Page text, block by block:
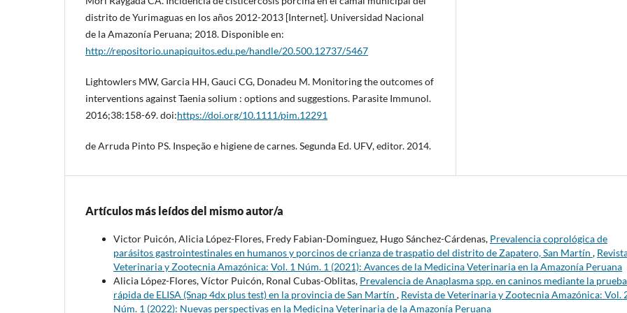
distrito de Yurimaguas en los años 2012-2013 [Internet]. Universidad Nacional
de la Amazonía Peruana; 2018. Disponible en:
http://repositorio.unapiquitos.edu.pe/handle/20.500.12737/5467
Lightowlers MW, Garcia HH, Gauci CG, Donadeu M. Monitoring the outcomes of
interventions against Taenia solium : options and suggestions. Parasite Immunol.
2016;38:158-69. doi:https://doi.org/10.1111/pim.12291
de Arruda Pinto PS. Inspeção e higiene de carnes. Segunda Ed. UFV, editor. 2014.
Artículos más leídos del mismo autor/a
Victor Puicón, Alicia López-Flores, Fredy Fabian-Dominguez, Hugo Sánchez-Cárdenas, Prevalencia coprológica de
parásitos gastrointestinales en humanos y porcinos de crianza de traspatio del distrito de Zapatero, San Martín ,
Veterinaria y Zootecnia Amazónica: Vol. 1 Núm. 1 (2021): Avances de la Medicina Veterinaria en la Amazonía Peruana
Alicia López-Flores, Víctor Puicón, Ronal Cubas-Oblitas, Prevalencia de Anaplasma spp. en caninos mediante la prueba
rápida de ELISA (Snap 4dx plus test) en la provincia de San Martín , Revista de Veterinaria y Zootecnia Amazónica: Vol.
Núm. 1 (2022): Nuevas perspectivas en la Medicina Veterinaria de la Amazonía Peruana